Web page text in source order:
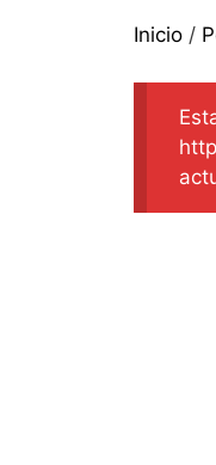
Inicio /